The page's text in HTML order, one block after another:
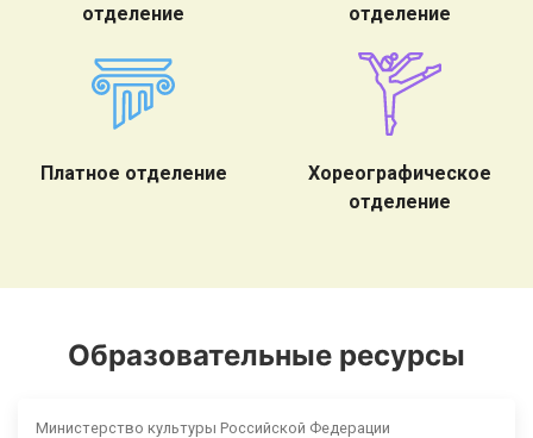
отделение
отделение
Платное отделение
Хореографическое
отделение
Образовательные ресурсы
Министерство культуры Российской Федерации